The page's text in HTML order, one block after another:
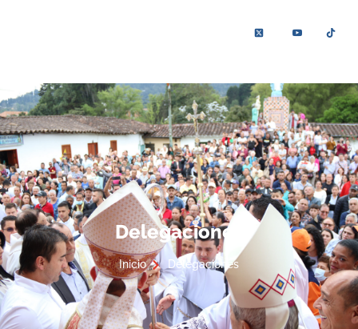
Delegaciones
Inicio Delegaciones